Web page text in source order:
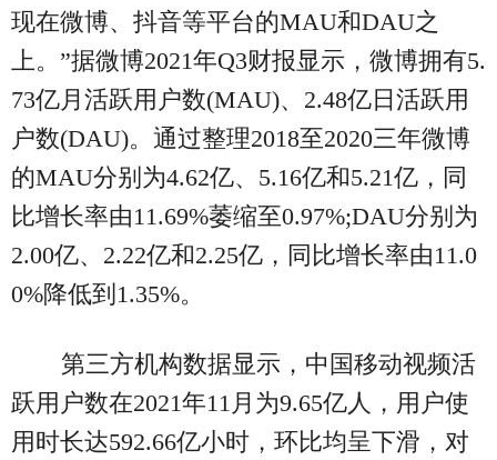
现在微博、抖音等平台的MAU和DAU之
上。”据微博2021年Q3财报显示，微博拥有5.
73亿月活跃用户数(MAU)、2.48亿日活跃用
户数(DAU)。通过整理2018至2020三年微博
的MAU分别为4.62亿、5.16亿和5.21亿，同
比增长率由11.69%萎缩至0.97%;DAU分别为
2.00亿、2.22亿和2.25亿，同比增长率由11.0
0%降低到1.35%。
第三方机构数据显示，中国移动视频活
跃用户数在2021年11月为9.65亿人，用户使
用时长达592.66亿小时，环比均呈下滑，对